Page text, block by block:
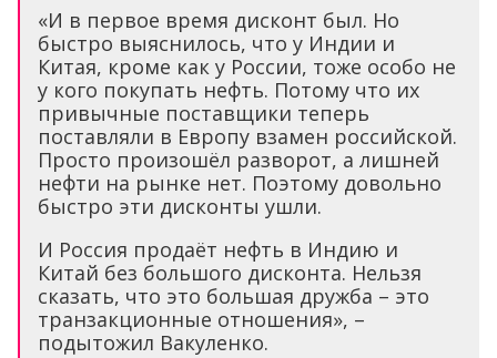
«И в первое время дисконт был. Но
быстро выяснилось, что у Индии и
Китая, кроме как у России, тоже особо не
у кого покупать нефть. Потому что их
привычные поставщики теперь
поставляли в Европу взамен российской.
Просто произошёл разворот, а лишней
нефти на рынке нет. Поэтому довольно
быстро эти дисконты ушли.
И Россия продаёт нефть в Индию и
Китай без большого дисконта. Нельзя
сказать, что это большая дружба – это
транзакционные отношения», –
подытожил Вакуленко.